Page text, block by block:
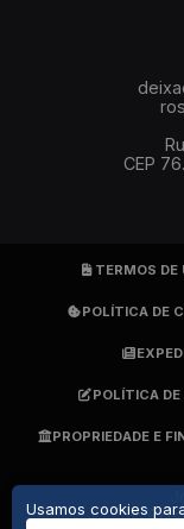
CEP
TERMOS DE
POLÍTICA DE
POLÍTICA DE
PROPRIEDADE E
Usamos cookies